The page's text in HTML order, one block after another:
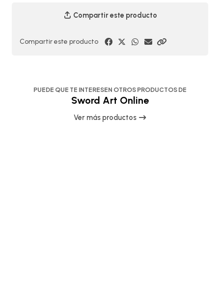
Compartir este producto
Compartir este producto
PUEDE QUE TE INTERESEN OTROS PRODUCTOS DE
Sword Art Online
Ver más productos